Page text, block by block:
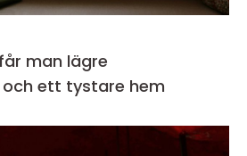
man lägre
ett tystare hem